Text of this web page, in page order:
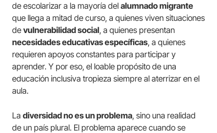
de escolarizar a la mayoría del alumnado migrante
que llega a mitad de curso, a quienes viven situaciones
de vulnerabilidad social, a quienes presentan
necesidades educativas específicas, a quienes
requieren apoyos constantes para participar y
aprender. Y por eso, el loable propósito de una
educación inclusiva tropieza siempre al aterrizar en el
aula.
La diversidad no es un problema, sino una realidad
de un país plural. El problema aparece cuando se